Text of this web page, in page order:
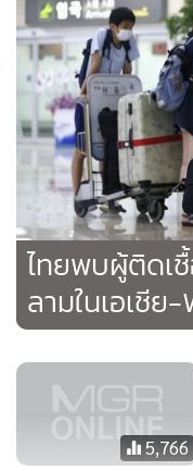
บรรยายสรุปสั้นๆ เกี่ยวกั
ไวรัสเมอร์ส โดยในขณ
ประเทศมาเลเซีย
ไทยพบผู้ติดเ
ลามในเอเชีย
5,766